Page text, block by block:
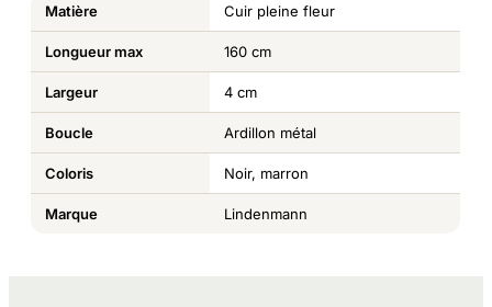
Matière Cuir pleine fleur
Longueur max 160 cm
Largeur 4 cm
Boucle Ardillon métal
Coloris Noir, marron
Marque Lindenmann